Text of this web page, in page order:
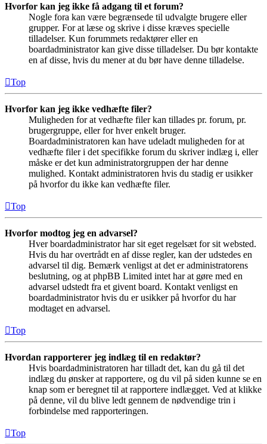
Hvorfor kan jeg ikke få adgang til et forum?
Nogle fora kan være begrænsede til udvalgte brugere eller
grupper. For at læse og skrive i disse kræves specielle
tilladelser. Kun forummets redaktører eller en
boardadministrator kan give disse tilladelser. Du bør kontakte
en af disse, hvis du mener at du bør have denne tilladelse.
Top
Hvorfor kan jeg ikke vedhæfte filer?
Muligheden for at vedhæfte filer kan tillades pr. forum, pr.
brugergruppe, eller for hver enkelt bruger.
Boardadministratoren kan have udeladt muligheden for at
vedhæfte filer i det specifikke forum du skriver indlæg i, eller
måske er det kun administratorgruppen der har denne
mulighed. Kontakt administratoren hvis du stadig er usikker
på hvorfor du ikke kan vedhæfte filer.
Top
Hvorfor modtog jeg en advarsel?
Hver boardadministrator har sit eget regelsæt for sit websted.
Hvis du har overtrådt en af disse regler, kan der udstedes en
advarsel til dig. Bemærk venligst at det er administratorens
beslutning, og at phpBB Limited intet har at gøre med en
advarsel udstedt fra et givent board. Kontakt venligst en
boardadministrator hvis du er usikker på hvorfor du har
modtaget en advarsel.
Top
Hvordan rapporterer jeg indlæg til en redaktør?
Hvis boardadministratoren har tilladt det, kan du gå til det
indlæg du ønsker at rapportere, og du vil på siden kunne se en
knap som er beregnet til at rapportere indlægget. Ved at klikke
på denne, vil du blive ledt gennem de nødvendige trin i
forbindelse med rapporteringen.
Top